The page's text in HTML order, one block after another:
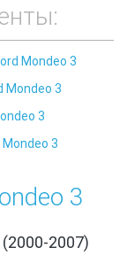
Mondeo 3
Mondeo 3
3
3
3
2007)